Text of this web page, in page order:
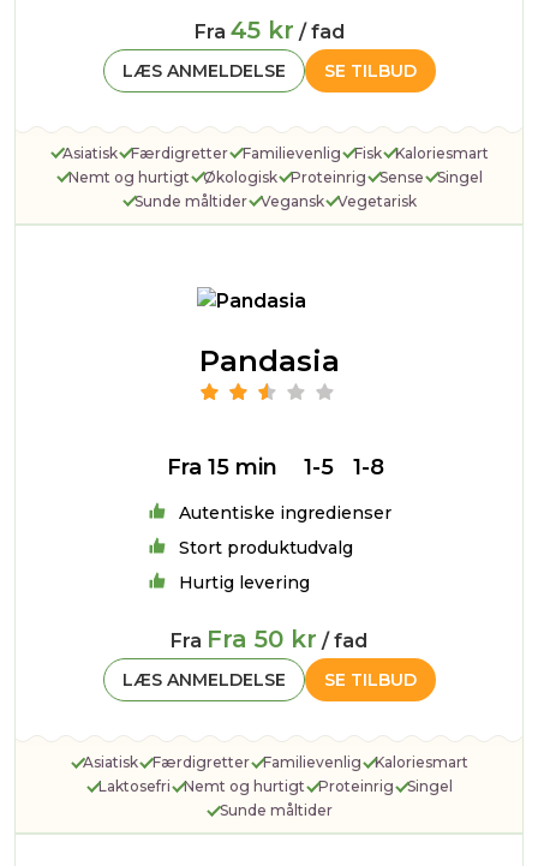
Fra 45 kr / fad
SE TILBUD
LÆS ANMELDELSE
Asiatisk Færdigretter Familievenlig Fisk
Kaloriesmart
Nemt og hurtigt
Økologisk Proteinrig Sense
Singel
Sunde måltider
Vegansk Vegetarisk
Pandasia
Fra 15 min 1-5 1-8
Autentiske ingredienser
Stort produktudvalg
Hurtig levering
Fra Fra 50 kr / fad
SE TILBUD
LÆS ANMELDELSE
Asiatisk Færdigretter Familievenlig
Kaloriesmart
Laktosefri
Nemt og hurtigt Proteinrig
Singel
Sunde måltider